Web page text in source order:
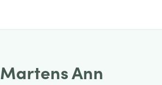
Martens Ann